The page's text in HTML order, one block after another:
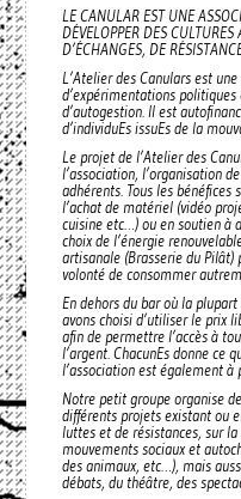
LE CANULAR EST UNE
DÉVELOPPER DES
D’ÉCHANGES, DE
L’Atelier des Canulars est
d’expérimentations
d’autogestion. Il est
d’individuEs issuEs de la
Le projet de l’Atelier des
l’association, l’organisation
adhérents. Tous les bénéfices
l’achat de matériel (vidéo
cuisine etc…) ou en soutien à
choix de l’énergie
artisanale (Brasserie du Pilât)
volonté de consommer
En dehors du bar où la
avons choisi d’utiliser le prix
afin de permettre l’accès à
l’argent. ChacunEs donne ce
l’association est également à
Notre petit groupe organise
différents projets existant ou
luttes et de résistances, sur
mouvements sociaux et
des animaux, etc…), mais
débats, du théâtre, des